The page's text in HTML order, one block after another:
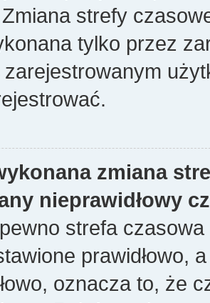
strefy
tylko przez
zarejestrowanym
zmiana
nieprawidłowy
strefa
prawidłowo,
oznacza to, że